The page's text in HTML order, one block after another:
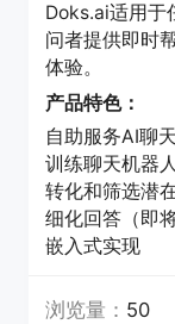
Doks.ai适用于
问者提供即时
体验。
产品特色：
自助服务AI聊
训练聊天机器人
转化和筛选潜
细化回答（即
嵌入式实现
浏览量： 50